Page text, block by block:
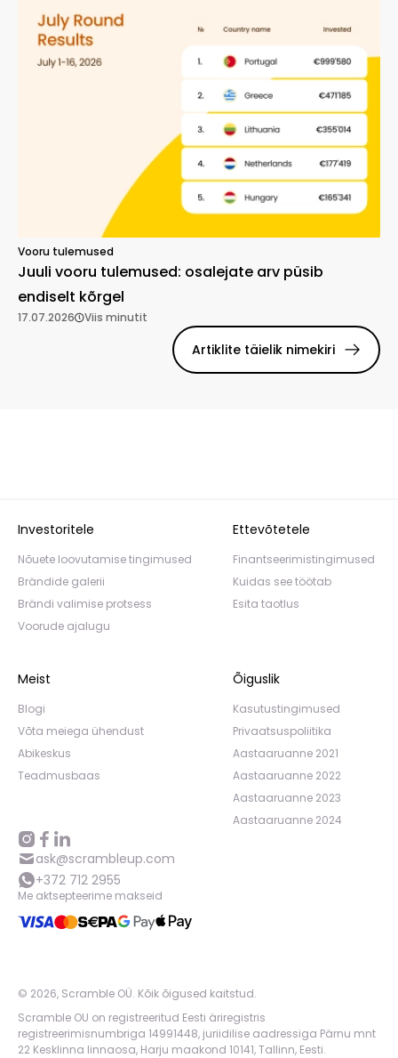
Vooru tulemused
Juuli vooru tulemused: osalejate arv püsib
endiselt kõrgel
17.07.2026 Viis minutit
Artiklite täielik nimekiri
Investoritele
Nõuete loovutamise tingimused
Brändide galerii
Brändi valimise protsess
Voorude ajalugu
Ettevõtetele
Finantseerimistingimused
Kuidas see töötab
Esita taotlus
Meist
Blogi
Võta meiega ühendust
Abikeskus
Teadmusbaas
Õiguslik
Kasutustingimused
Privaatsuspoliitika
Aastaaruanne 2021
Aastaaruanne 2022
Aastaaruanne 2023
Aastaaruanne 2024
ask@scrambleup.com
+372 712 2955
Me aktsepteerime makseid
© 2026, Scramble OÜ. Kõik õigused kaitstud.
Scramble OU on registreeritud Eesti äriregistris
registreerimisnumbriga 14991448, juriidilise aadressiga Pärnu mnt
22 Kesklinna linnaosa, Harju maakond 10141, Tallinn, Eesti.